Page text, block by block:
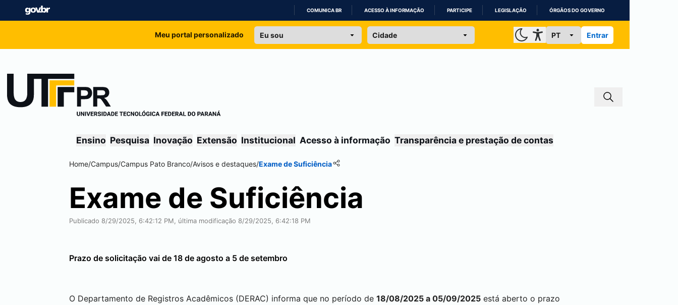
IR
COMUNICA BR ACESSO À INFORMAÇÃO PARTICIPE LEGISLAÇÃO ÓRGÃOS DO GOVERNO
Meu portal personalizado Entrar
Ensino Pesquisa Inovação Extensão Institucional Acesso à informação Transparência e prestação de contas
Home/Campus/Campus Pato Branco/Avisos e destaques/Exame de Suficiência
Exame de Suficiência
Publicado 8/29/2025, 6:42:12 PM, última modificação 8/29/2025, 6:42:18 PM
Prazo de solicitação vai de 18 de agosto a 5 de setembro
O Departamento de Registros Acadêmicos (DERAC) informa que no período de 18/08/2025 a 05/09/2025 está aberto o prazo